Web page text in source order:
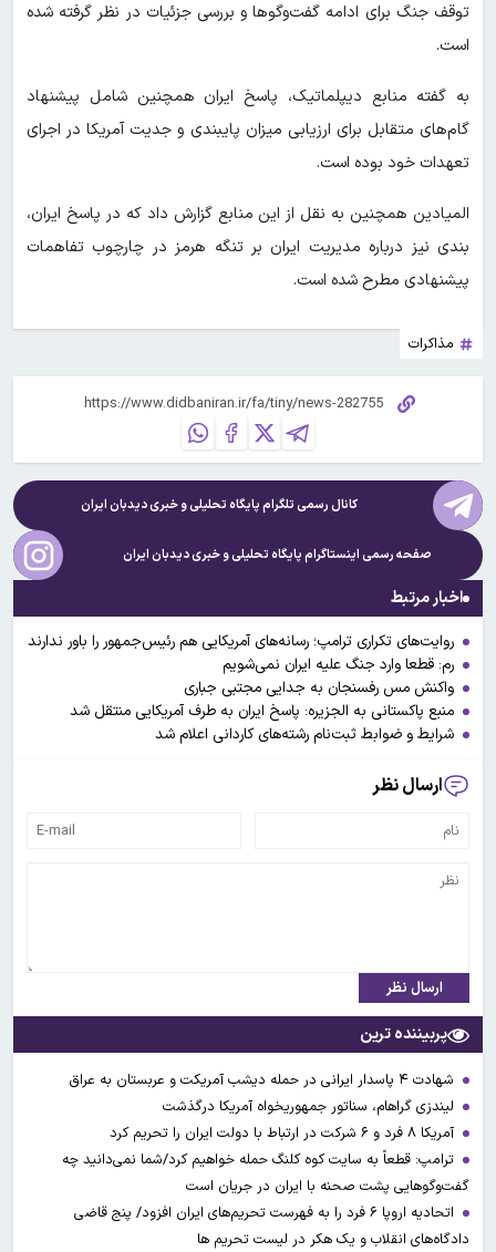
توقف جنگ برای ادامه گفت‌وگوها و بررسی جزئیات در نظر گرفته شده
است.
به گفته منابع دیپلماتیک، پاسخ ایران همچنین شامل پیشنهاد
گام‌های متقابل برای ارزیابی میزان پایبندی و جدیت آمریکا در اجرای
تعهدات خود بوده است.
المیادین همچنین به نقل از این منابع گزارش داد که در پاسخ ایران،
بندی نیز درباره مدیریت ایران بر تنگه هرمز در چارچوب تفاهمات
پیشنهادی مطرح شده است.
مذاکرات
کانال رسمی تلگرام پایگاه تحلیلی و خبریدیدبان ایران
صفحه رسمی اینستاگرام پایگاه تحلیلی و خبریدیدبان ایران
اخبار مرتبط
روایت‌های تکراری ترامپ؛ رسانه‌های آمریکایی هم رئیس‌جمهور را باور ندارند
رم: قطعا وارد جنگ علیه ایران نمی‌شویم
واکنش مس رفسنجان به جدایی مجتبی جباری
منبع پاکستانی به الجزیره: پاسخ ایران به طرف آمریکایی منتقل شد
شرایط و ضوابط ثبت‌نام رشته‌های کاردانی اعلام شد
ارسال نظر
ارسال نظر
پربیننده ترین
شهادت ۴ پاسدار ایرانی در حمله دیشب آمریکت و عربستان به عراق
لیندزی گراهام، سناتور جمهوریخواه آمریکا درگذشت
آمریکا ۸ فرد و ۶ شرکت در ارتباط با دولت ایران را تحریم کرد
ترامپ: قطعاً به سایت کوه کلنگ حمله خواهیم کرد/شما نمی‌دانید چه
گفت‌وگوهایی پشت صحنه با ایران در جریان است
اتحادیه اروپا ۶ فرد را به فهرست تحریم‌های ایران افزود/ پنج قاضی
دادگاه‌های انقلاب و یک هکر در لیست تحریم ها